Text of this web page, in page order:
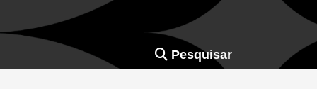
Pesquisar